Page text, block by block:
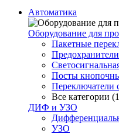
Автоматика
Оборудование для
Пакетные
Предохранители
Посты
Переключатели
Все категории
ДИФ и УЗО
УЗО